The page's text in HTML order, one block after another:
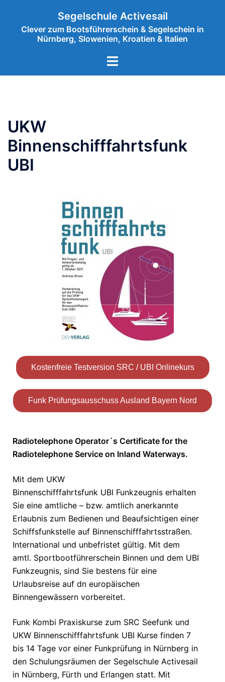
Segelschule Activesail
Clever zum Bootsführerschein & Segelschein in
Nürnberg, Slowenien, Kroatien & Italien
UKW
Binnenschifffahrtsfunk
UBI
Kostenfreie Testversion SRC / UBI Onlinekurs
Funk Prüfungsausschuss Ausland Bayern Nord
Radiotelephone Operator´s Certificate for the
Radiotelephone Service on Inland Waterways.
Mit dem UKW
Binnenschifffahrtsfunk UBI Funkzeugnis erhalten
Sie eine amtliche – bzw. amtlich anerkannte
Erlaubnis zum Bedienen und Beaufsichtigen einer
Schiffsfunkstelle auf Binnenschifffahrtsstraßen.
International und unbefristet gültig. Mit dem
amtl. Sportbootführerschein Binnen und dem UBI
Funkzeugnis, sind Sie bestens für eine
Urlaubsreise auf dn europäischen
Binnengewässern vorbereitet.
Funk Kombi Praxiskurse zum SRC Seefunk und
UKW Binnenschifffahrtsfunk UBI Kurse finden 7
bis 14 Tage vor einer Funkprüfung in Nürnberg in
den Schulungsräumen der Segelschule Activesail
in Nürnberg, Fürth und Erlangen statt. Mit